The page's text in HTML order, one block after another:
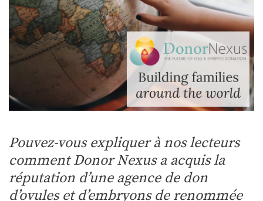
Pouvez-vous expliquer à nos lecteurs
comment Donor Nexus a acquis la
réputation d’une agence de don
d’ovules et d’embryons de renommée